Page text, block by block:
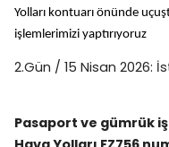
Yolları kontuarı önünde
işlemlerimizi yaptırıyoruz
2.Gün / 15 Nisan 2026:
Pasaport ve gümrük